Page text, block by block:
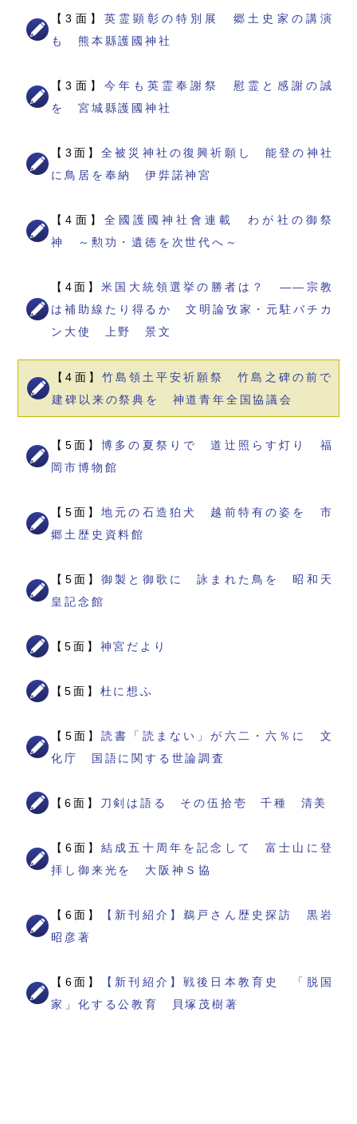
【3面】 英霊顕彰の特別展 郷土史家の講演
も 熊本縣護國神社
【3面】 今年も英霊奉謝祭 慰霊と感謝の誠
を 宮城縣護國神社
【3面】全被災神社の復興祈願し 能登の神社
に鳥居を奉納 伊弉諾神宮
【4面】 全國護國神社會連載 わが社の御祭
神 ～勲功・遺徳を次世代へ～
【4面】米国大統領選挙の勝者は？ ――宗教
は補助線たり得るか 文明論攷家・元駐バチカ
ン大使 上野 景文
【4面】 竹島領土平安祈願祭 竹島之碑の前で
建碑以来の祭典を 神道青年全国協議会
【5面】博多の夏祭りで 道辻照らす灯り 福
岡市博物館
【5面】地元の石造狛犬 越前特有の姿を 市
郷土歴史資料館
【5面】御製と御歌に 詠まれた鳥を 昭和天
皇記念館
【5面】 神宮だより
【5面】 杜に想ふ
【5面】読書「読まない」が六二・六％に 文
化庁 国語に関する世論調査
【6面】 刀剣は語る その伍拾壱 千種 清美
【6面】結成五十周年を記念して 富士山に登
拝し御来光を 大阪神Ｓ協
【6面】
【新刊紹介】鵜戸さん歴史探訪 黒岩
昭彦著
【6面】
【新刊紹介】戦後日本教育史 「脱国
家」化する公教育 貝塚茂樹著